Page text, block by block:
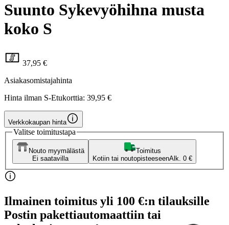
Suunto Sykevyöhihna musta
koko S
37,95 €
Asiakasomistajahinta
Hinta ilman S-Etukorttia: 39,95 €
Verkkokaupan hinta
Valitse toimitustapa
Nouto myymälästä
Ei saatavilla
Toimitus
Kotiin tai noutopisteeseenAlk. 0 €
Ilmainen toimitus yli 100 €:n tilauksille
Postin pakettiautomaattiin tai